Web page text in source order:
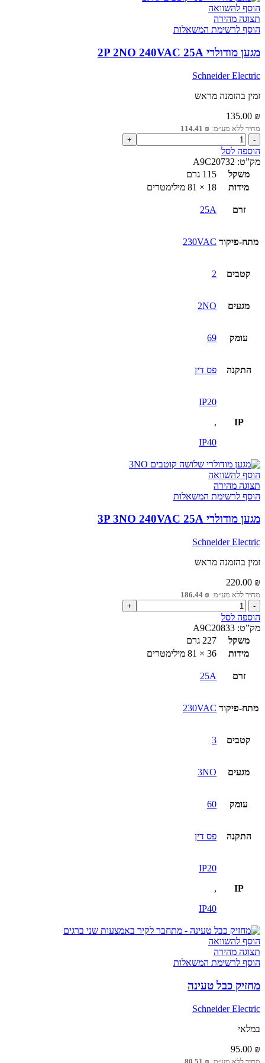
הוסף להשוואה
תצוגה מהירה
הוסף לרשימת המשאלות
מגען מודולרי 2P 2NO 240VAC 25A
Schneider Electric
זמין בהזמנה מראש
135.00 ₪
מחיר ללא מע״מ: 114.41 ₪
כמות
של
מגען
מודולרי
2P
2NO
25A
הוספה לסל
מק”ט: A9C20732
משקל
115 גרם
מידות
18 × 81 מילימטרים
זרם 25A
מתח-פיקוד 230VAC
קטבים 2
מגעים 2NO
עומק 69
התקנה פס דין
IP
IP20
,
IP40
הוסף להשוואה
תצוגה מהירה
הוסף לרשימת המשאלות
מגען מודולרי 3P 3NO 240VAC 25A
Schneider Electric
זמין בהזמנה מראש
220.00 ₪
מחיר ללא מע״מ: 186.44 ₪
כמות
של
מגען
מודולרי
3P
3NO
25A
הוספה לסל
מק”ט: A9C20833
משקל
227 גרם
מידות
36 × 81 מילימטרים
זרם 25A
מתח-פיקוד 230VAC
קטבים 3
מגעים 3NO
עומק 60
התקנה פס דין
IP
IP20
,
IP40
הוסף להשוואה
תצוגה מהירה
הוסף לרשימת המשאלות
מחזיק כבל טעינה
Schneider Electric
במלאי
95.00 ₪